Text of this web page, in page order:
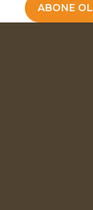
ABONE OL